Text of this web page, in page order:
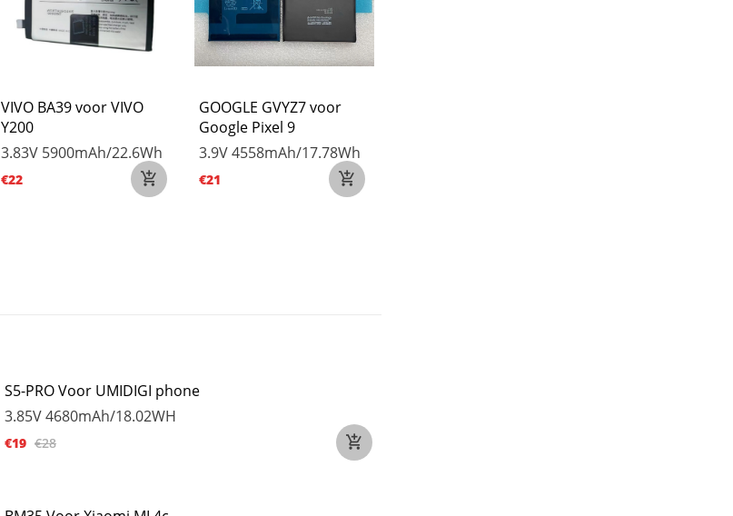
VIVO BA39 voor VIVO
Y200
3.83V 5900mAh/22.6Wh
€22
GOOGLE GVYZ7 voor
Google Pixel 9
3.9V4558mAh/17.78Wh
€21
S5-PRO Voor UMIDIGI phone
3.85V4680mAh/18.02WH
€19 €28